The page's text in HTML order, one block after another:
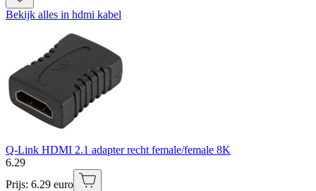
Bekijk alles in hdmi kabel
Q-Link HDMI 2.1 adapter recht female/female 8K
6.29
Prijs: 6.29 euro